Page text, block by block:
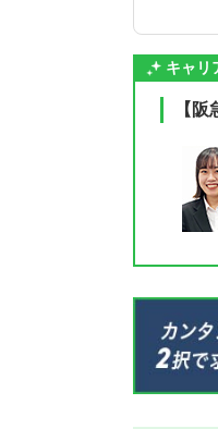
キャリ
【